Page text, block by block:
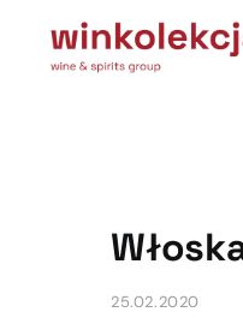
25.02.2020